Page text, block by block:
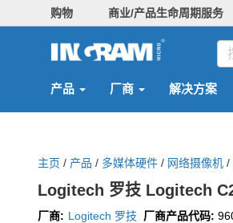
购物 商业/产品生命周期服务
产品 厂商 解决方案
主页 / 产品 / 多媒体硬件 / 网络摄像机 /
Logitech 罗技 Logitech
厂商: Logitech 罗技 厂商产品代码: